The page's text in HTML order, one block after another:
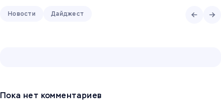
Новости Дайджест
Пока нет комментариев